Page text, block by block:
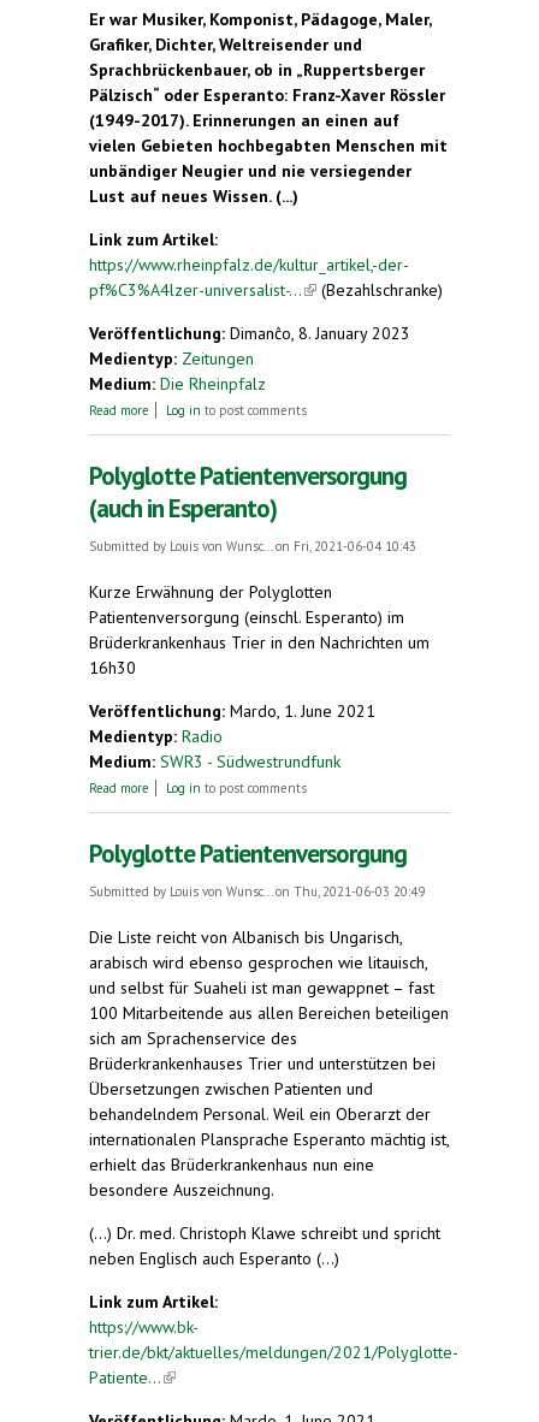
Er war Musiker, Komponist, Pädagoge, Maler,
Grafiker, Dichter, Weltreisender und
Sprachbrückenbauer, ob in „Ruppertsberger
Pälzisch“ oder Esperanto: Franz-Xaver Rössler
(1949-2017). Erinnerungen an einen auf
vielen Gebieten hochbegabten Menschen mit
unbändiger Neugier und nie versiegender
Lust auf neues Wissen. (...)
Link zum Artikel:
https://www.rheinpfalz.de/kultur_artikel,-der-
pf%C3%A4lzer-universalist-...(link is external)
(Bezahlschranke)
Veröffentlichung: Dimanĉo, 8. January 2023
Medientyp: Zeitungen
Medium: Die Rheinpfalz
Read more about Der Pfälzer Universalist: Erinnerung an
Log in to post comments
Polyglotte Patientenversorgung
(auch in Esperanto)
Submitted by Louis von Wunsc...on Fri, 2021-06-04 10:43
Kurze Erwähnung der Polyglotten
Patientenversorgung (einschl. Esperanto) im
Brüderkrankenhaus Trier in den Nachrichten um
16h30
Veröffentlichung: Mardo, 1. June 2021
Medientyp: Radio
Medium: SWR3 - Südwestrundfunk
Read more about Polyglotte Patientenversorgung (auch in
Log in to post comments
Polyglotte Patientenversorgung
Submitted by Louis von Wunsc...on Thu, 2021-06-03 20:49
Die Liste reicht von Albanisch bis Ungarisch,
arabisch wird ebenso gesprochen wie litauisch,
und selbst für Suaheli ist man gewappnet – fast
100 Mitarbeitende aus allen Bereichen beteiligen
sich am Sprachenservice des
Brüderkrankenhauses Trier und unterstützen bei
Übersetzungen zwischen Patienten und
behandelndem Personal. Weil ein Oberarzt der
internationalen Plansprache Esperanto mächtig ist,
erhielt das Brüderkrankenhaus nun eine
besondere Auszeichnung.
(...) Dr. med. Christoph Klawe schreibt und spricht
neben Englisch auch Esperanto (...)
Link zum Artikel:
https://www.bk-
trier.de/bkt/aktuelles/meldungen/2021/Polyglotte-
Patiente...(link is external)